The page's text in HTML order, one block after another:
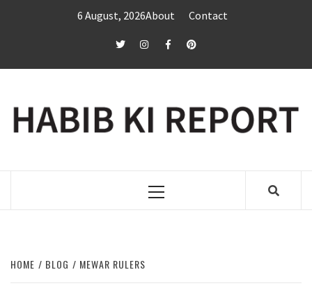
6 August, 2026About Contact
twitterInstagramFacebookPinterest
Primary
HOME BLOG MEWAR RULERS